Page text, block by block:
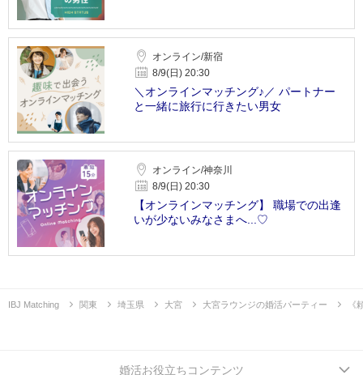
オンライン/新宿
8/9(日) 20:30
＼オンラインマッチング♪／ パートナー
と一緒に旅行に行きたい男女
オンライン/神奈川
8/9(日) 20:30
【オンラインマッチング】 職場での出逢
いが少ないみなさまへ...♡
IBJ Matching 関東 埼玉県 大宮 大宮ラウンジの婚活パーティー 《
婚活お役立ちコンテンツ